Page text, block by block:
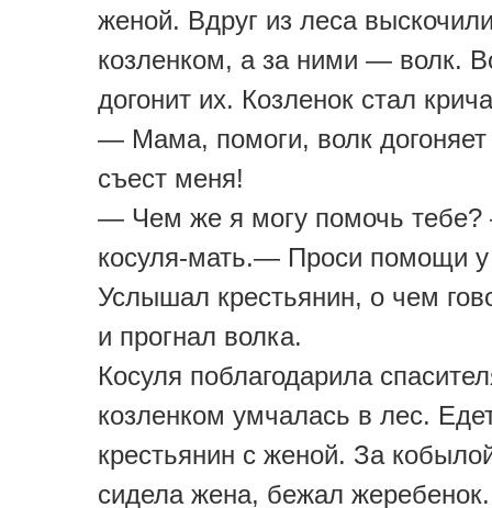
женой. Вдруг из леса
козленком, а за ними — волк.
догонит их. Козленок стал
— Мама, помоги, волк
съест меня!
— Чем же я могу помочь тебе?
косуля-мать.— Проси помощи у
Услышал крестьянин, о чем
и прогнал волка.
Косуля поблагодарила
козленком умчалась в лес.
крестьянин с женой. За
сидела жена, бежал жеребенок.